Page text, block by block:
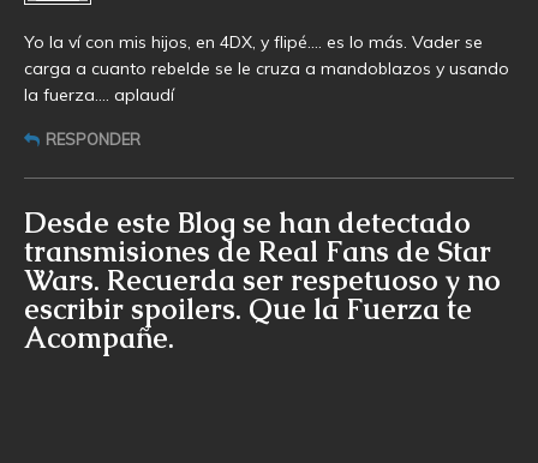
Yo la ví con mis hijos, en 4DX, y flipé…. es lo más. Vader se
carga a cuanto rebelde se le cruza a mandoblazos y usando
la fuerza…. aplaudí
RESPONDER
Desde este Blog se han detectado
transmisiones de Real Fans de Star
Wars. Recuerda ser respetuoso y no
escribir spoilers. Que la Fuerza te
Acompañe.